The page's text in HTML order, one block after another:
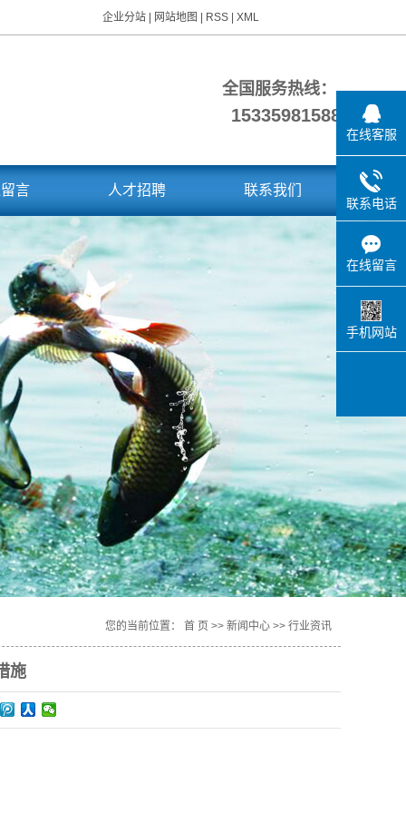
企业分站 网站地图 RSS XML
全国服务热线：
15335981588
言 人才招聘 联系我们
您的当前位置： 首 页 >> 新闻中心 >> 行业资讯
施
在线客服
联系电话
在线留言
手机网站